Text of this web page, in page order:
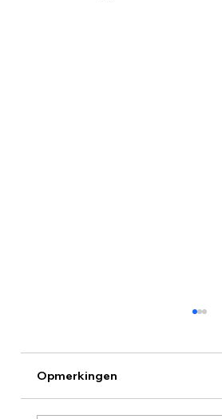
Concert 28 juli
Opmerkingen